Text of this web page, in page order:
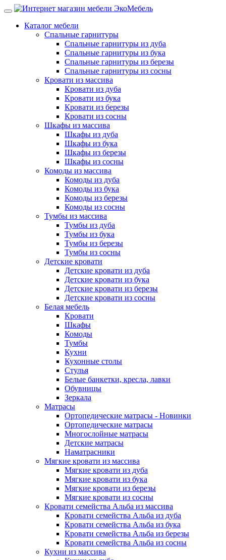
Каталог мебели
Спальные гарнитуры
Спальные гарнитуры из дуба
Спальные гарнитуры из бука
Спальные гарнитуры из березы
Спальные гарнитуры из сосны
Кровати из массива
Кровати из дуба
Кровати из бука
Кровати из березы
Кровати из сосны
Шкафы из массива
Шкафы из дуба
Шкафы из бука
Шкафы из березы
Шкафы из сосны
Комоды из массива
Комоды из дуба
Комоды из бука
Комоды из березы
Комоды из сосны
Тумбы из массива
Тумбы из дуба
Тумбы из бука
Тумбы из березы
Тумбы из сосны
Детские кровати
Детские кровати из дуба
Детские кровати из бука
Детские кровати из березы
Детские кровати из сосны
Белая мебель
Кровати
Шкафы
Комоды
Тумбы
Кухни
Кухонные столы
Стулья
Белые банкетки, кресла, лавки
Обувницы
Зеркала
Матрасы
Ортопедические матрасы - Новинки
Ортопедические матрасы
Многослойные матрасы
Детские матрасы
Наматрасники
Мягкие кровати из массива
Мягкие кровати из дуба
Мягкие кровати из бука
Мягкие кровати из березы
Мягкие кровати из сосны
Кровати семейства Альба из массива
Кровати семейства Альба из дуба
Кровати семейства Альба из бука
Кровати семейства Альба из березы
Кровати семейства Альба из сосны
Кухни из массива